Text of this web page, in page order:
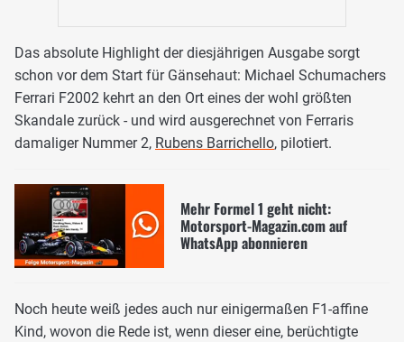
Das absolute Highlight der diesjährigen Ausgabe sorgt
schon vor dem Start für Gänsehaut: Michael Schumachers
Ferrari F2002 kehrt an den Ort eines der wohl größten
Skandale zurück - und wird ausgerechnet von Ferraris
damaliger Nummer 2, Rubens Barrichello, pilotiert.
Mehr Formel 1 geht nicht:
Motorsport-Magazin.com auf
WhatsApp abonnieren
Noch heute weiß jedes auch nur einigermaßen F1-affine
Kind, wovon die Rede ist, wenn dieser eine, berüchtigte